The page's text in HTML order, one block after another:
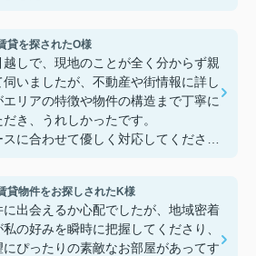
貸を探されたO様
しで、現地のことが全く分からず親
いましたが、不動産や街情報に詳し
リアの特徴や物件の構造まで丁寧に
き、うれしかったです。
に合わせて優しく対応してくださっ
ます。安達さん、ありがとうござい
貸物件をお探しされたK様
出会えるか心配でしたが、地域密着
の好みを瞬時に把握してくださり、
ぴったりの素敵なお部屋があってす